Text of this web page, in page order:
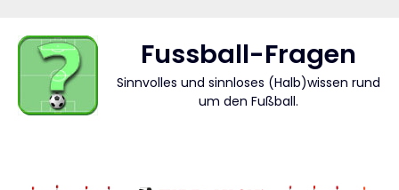
content
Fussball-Fragen
Sinnvolles und sinnloses (Halb)wissen rund
um den Fußball.